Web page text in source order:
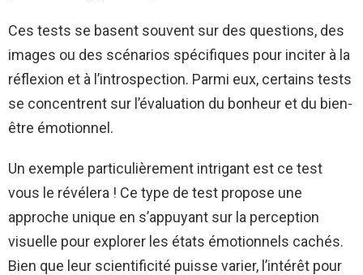
Ces tests se basent souvent sur des questions, des
images ou des scénarios spécifiques pour inciter à la
réflexion et à l’introspection. Parmi eux, certains tests
se concentrent sur l’évaluation du bonheur et du bien-
être émotionnel.
Un exemple particulièrement intrigant est ce test
vous le révélera ! Ce type de test propose une
approche unique en s’appuyant sur la perception
visuelle pour explorer les états émotionnels cachés.
Bien que leur scientificité puisse varier, l’intérêt pour